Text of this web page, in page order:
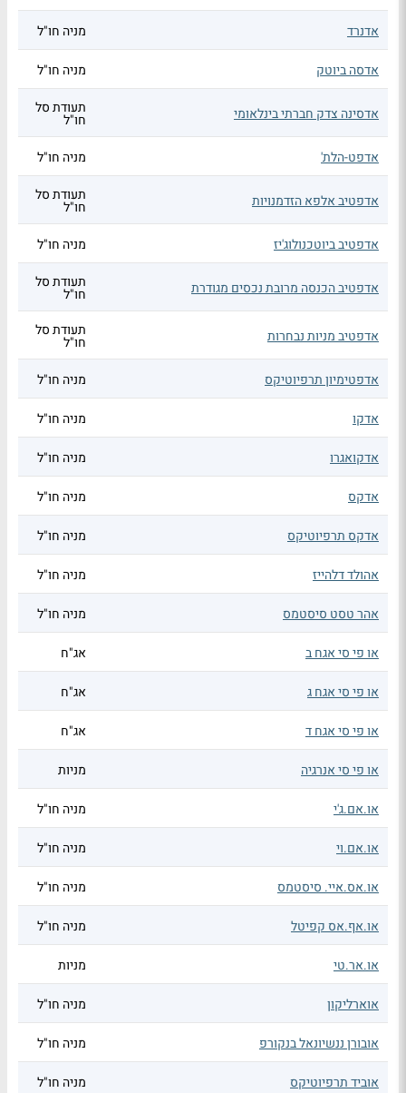
אדנרד מניה חו"ל
אדסה ביוטק מניה חו"ל
אדסינה צדק חברתי בינלאומי תעודת סל
חו"ל
אדפט-הלת'
מניה חו"ל
אדפטיב אלפא הזדמנויות תעודת סל
חו"ל
אדפטיב ביוטכנולוג'יז
מניה חו"ל
אדפטיב הכנסה מרובת נכסים מגודרת תעודת סל
חו"ל
אדפטיב מניות נבחרות תעודת סל
חו"ל
אדפטימיון תרפיוטיקס
מניה חו"ל
אדקו מניה חו"ל
אדקואגרו מניה חו"ל
אדקס מניה חו"ל
אדקס תרפיוטיקס מניה חו"ל
אהולד דלהייז מניה חו"ל
אהר טסט סיסטמס מניה חו"ל
או פי סי אגח ב אג"ח
או פי סי אגח ג אג"ח
או פי סי אגח ד אג"ח
או פי סי אנרגיה מניות
או.אם.ג'י מניה חו"ל
או.אם.וי מניה חו"ל
או.אס.איי. סיסטמס מניה חו"ל
או.אף.אס קפיטל מניה חו"ל
או.אר.טי מניות
אוארליקון מניה חו"ל
אובורן ננשיונאל בנקורפ מניה חו"ל
אוביד תרפיוטיקס מניה חו"ל